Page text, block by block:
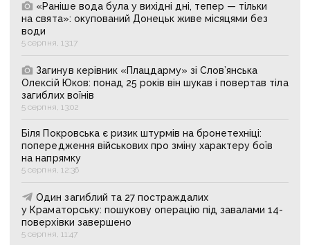
«Раніше вода була у вихідні дні, тепер — тільки
на свята»: окупований Донецьк живе місяцями без
води
5 серпня, 13:17
Загинув керівник «Плацдарму» зі Слов’янська
Олексій Юков: понад 25 років він шукав і повертав тіла
загиблих воїнів
5 серпня, 13:02
Біля Покровська є ризик штурмів на бронетехніці:
попередження військових про зміну характеру боїв
на напрямку
5 серпня, 12:36
Один загиблий та 27 постраждалих
у Краматорську: пошукову операцію під завалами 14-
поверхівки завершено
5 серпня, 11:47